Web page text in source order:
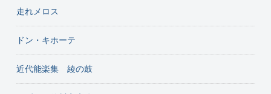
走れメロス
ドン・キホーテ
近代能楽集 綾の鼓